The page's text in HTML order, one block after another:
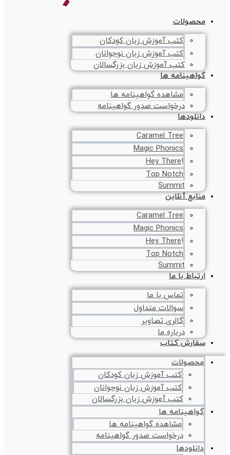
محصولات
کتب آموزش زبان کودکان
کتب آموزش زبان نوجوانان
کتب آموزش زبان بزرگسالان
گواهینامه ها
مشاهده گواهینامه ها
درخواست صدور گواهینامه
دانلودها
Caramel Tree
Magic Phonics
!Hey There
Top Notch
Summit
منابع آنلاین
Caramel Tree
Magic Phonics
!Hey There
Top Notch
Summit
ارتباط با ما
تماس با ما
سوالات متداول
گالری تصاویر
درباره ما
سفارش کتاب
محصولات
کتب آموزش زبان کودکان
کتب آموزش زبان نوجوانان
کتب آموزش زبان بزرگسالان
گواهینامه ها
مشاهده گواهینامه ها
درخواست صدور گواهینامه
دانلودها